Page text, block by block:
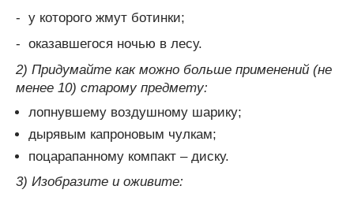
- у которого жмут ботинки;
- оказавшегося ночью в лесу.
2) Придумайте как можно больше применений (не
менее 10) старому предмету:
лопнувшему воздушному шарику;
дырявым капроновым чулкам;
поцарапанному компакт – диску.
3) Изобразите и оживите: